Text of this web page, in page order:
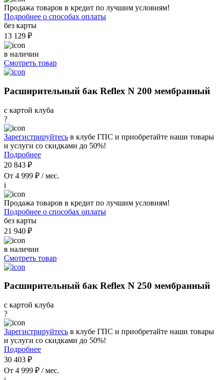
Продажа товаров в кредит по лучшим условиям!
Подробнее о способах оплаты
без карты
13 129 ₽
в наличии
Смотреть товар
Расширительный бак Reflex N 200 мембранный
с картой клуба
?
Зарегистрируйтесь в клубе ГПС и приобретайте наши товары
и услуги со скидками до 50%!
Подробнее
20 843 ₽
От 4 999 ₽ / мес.
i
Продажа товаров в кредит по лучшим условиям!
Подробнее о способах оплаты
без карты
21 940 ₽
в наличии
Смотреть товар
Расширительный бак Reflex N 250 мембранный
с картой клуба
?
Зарегистрируйтесь в клубе ГПС и приобретайте наши товары
и услуги со скидками до 50%!
Подробнее
30 403 ₽
От 4 999 ₽ / мес.